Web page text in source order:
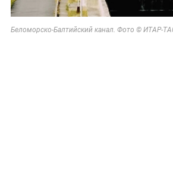
Беломорско-Балтийский канал. Фото © ИТАР-